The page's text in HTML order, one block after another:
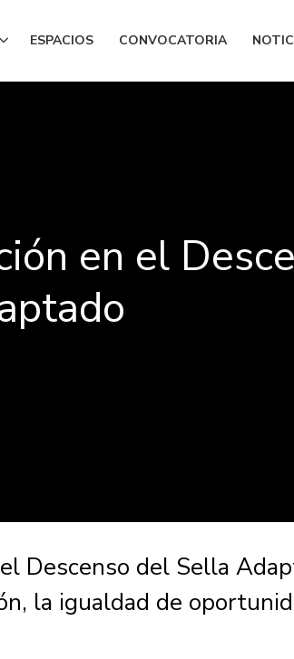
ESPACIOS CONVOCATORIA
en el
Descenso del Sella
la igualdad de